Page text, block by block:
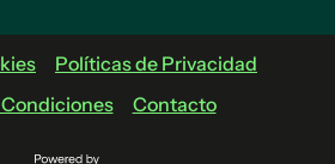
Políticas de Privacidad
Contacto